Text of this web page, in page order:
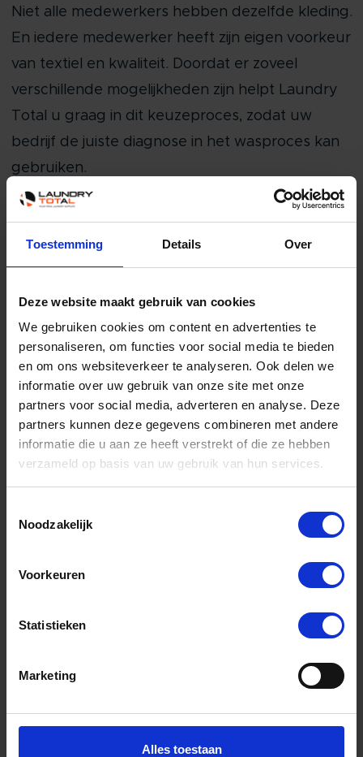
Toestemming Details Over
Deze website maakt gebruik van cookies
We gebruiken cookies om content en advertenties te
personaliseren, om functies voor social media te bieden
en om ons websiteverkeer te analyseren. Ook delen we
informatie over uw gebruik van onze site met onze
partners voor social media, adverteren en analyse. Deze
partners kunnen deze gegevens combineren met andere
informatie die u aan ze heeft verstrekt of die ze hebben
verzameld op basis van uw gebruik van hun services.
Noodzakelijk
Voorkeuren
Statistieken
Marketing
Alles toestaan
Niet alle medewerkers hebben dezelfde kleding.
En iedere medewerker heeft zijn eigen voorkeur
van textiel en kwaliteit. Doordat er zoveel
verschillende mogelijkheden zijn helpt Laundry
Total u graag in dit keuzeproces, zodat uw
bedrijf de juiste diagnose in het wasproces kan
gebruiken.
Wilt u direct professioneel was advies voor uw
telefoonnummer 085-0030265 u kunt ook het
onderstaande contactformulier invullen!
Meteen contact via de chat? Dat kan! Rechts
onderaan de pagina kunt u meteen chatten met
één van onze experts van service team Laundry.
Wij helpen u graag!
Advies aanvraag